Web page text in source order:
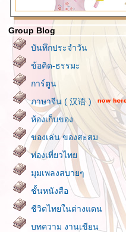
Group Blog
บันทึกประจำวัน
ข้อคิด-ธรรมะ
การ์ตูน
ภาษาจีน ( 汉语 )
ห้องเก็บของ
ของเล่น ของสะสม
ท่องเที่ยวไท
มุมเพลงสบายๆ
ชั้นหนังสือ
ชีวิตไทยในต่างแดน
บทความ งานเขียน